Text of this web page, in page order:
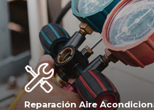
Reparación Aire